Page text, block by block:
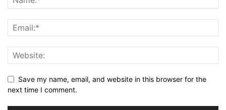
Save my name, email, and website in this browser for the
next time I comment.